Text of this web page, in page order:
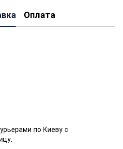
Оплата
по Киеву с